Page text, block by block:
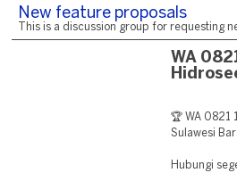
New feature proposals
This is a discussion group for requesting
WA
🏆 WA 0821
Sulawesi
Hubungi